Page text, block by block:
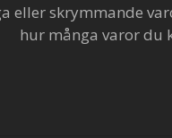
eller skrymmande
hur många varor du